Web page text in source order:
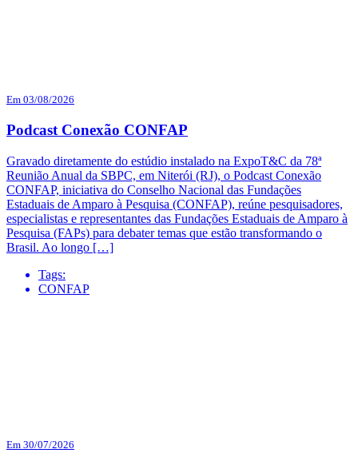
Em 03/08/2026
Podcast Conexão CONFAP
Gravado diretamente do estúdio instalado na ExpoT&C da 78ª
Reunião Anual da SBPC, em Niterói (RJ), o Podcast Conexão
CONFAP, iniciativa do Conselho Nacional das Fundações
Estaduais de Amparo à Pesquisa (CONFAP), reúne pesquisadores,
especialistas e representantes das Fundações Estaduais de Amparo à
Pesquisa (FAPs) para debater temas que estão transformando o
Brasil. Ao longo […]
Tags:
CONFAP
Em 30/07/2026